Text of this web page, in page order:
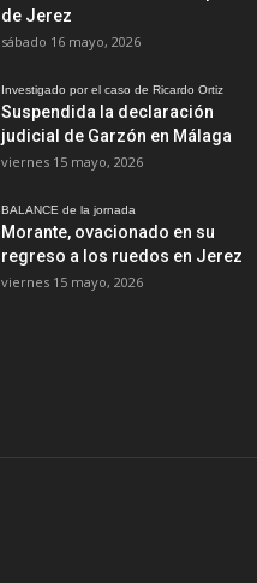
de Jerez
sábado 16 mayo, 2026
Investigado por el caso de Ricardo Ortiz
Suspendida la declaración
judicial de Garzón en Málaga
viernes 15 mayo, 2026
BALANCE de la jornada
Morante, ovacionado en su
regreso a los ruedos en Jerez
viernes 15 mayo, 2026